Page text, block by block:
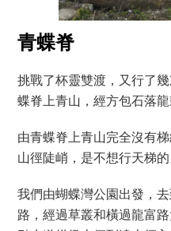
青蝶脊
挑戰了杯靈雙渡，又行了
蝶脊上青山，經方包石落龍
由青蝶脊上青山完全沒有
山徑陡峭，是不想行天梯的
我們由蝴蝶灣公園出發，
路，經過草叢和橫過龍富